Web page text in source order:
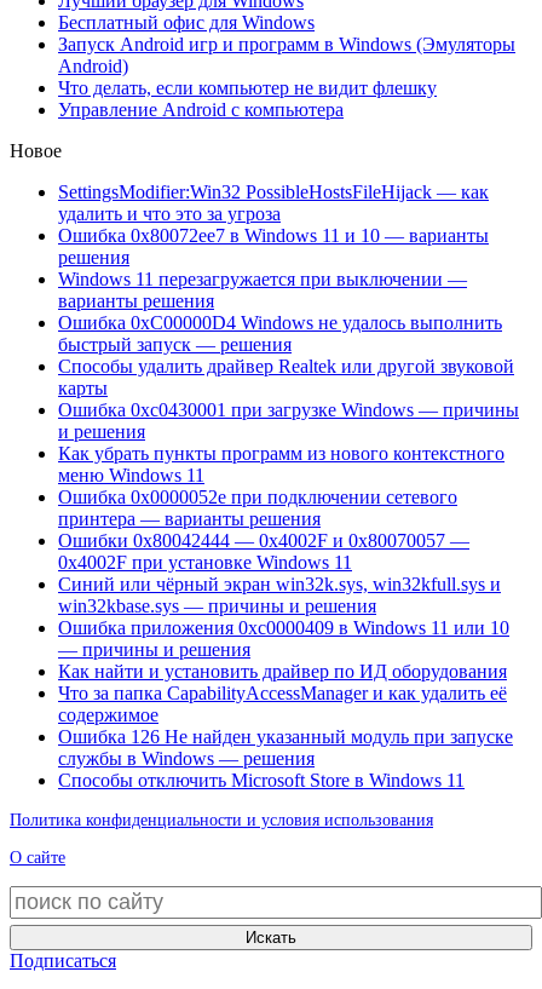
Бесплатный офис для Windows
Запуск Android игр и программ в Windows (Эмуляторы
Android)
Что делать, если компьютер не видит флешку
Управление Android с компьютера
Новое
SettingsModifier:Win32 PossibleHostsFileHijack — как
удалить и что это за угроза
Ошибка 0x80072ee7 в Windows 11 и 10 — варианты
решения
Windows 11 перезагружается при выключении —
варианты решения
Ошибка 0xC00000D4 Windows не удалось выполнить
быстрый запуск — решения
Способы удалить драйвер Realtek или другой звуковой
карты
Ошибка 0xc0430001 при загрузке Windows — причины
и решения
Как убрать пункты программ из нового контекстного
меню Windows 11
Ошибка 0x0000052e при подключении сетевого
принтера — варианты решения
Ошибки 0x80042444 — 0x4002F и 0x80070057 —
0x4002F при установке Windows 11
Синий или чёрный экран win32k.sys, win32kfull.sys и
win32kbase.sys — причины и решения
Ошибка приложения 0xc0000409 в Windows 11 или 10
— причины и решения
Как найти и установить драйвер по ИД оборудования
Что за папка CapabilityAccessManager и как удалить её
содержимое
Ошибка 126 Не найден указанный модуль при запуске
службы в Windows — решения
Способы отключить Microsoft Store в Windows 11
Политика конфиденциальности и условия использования
О сайте
Искать
Подписаться